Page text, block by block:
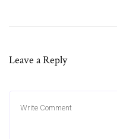
Leave a Reply